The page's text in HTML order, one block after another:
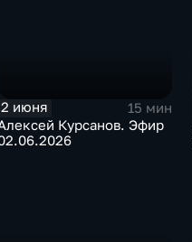
2 июня
15 мин
Курсанов. Эфир